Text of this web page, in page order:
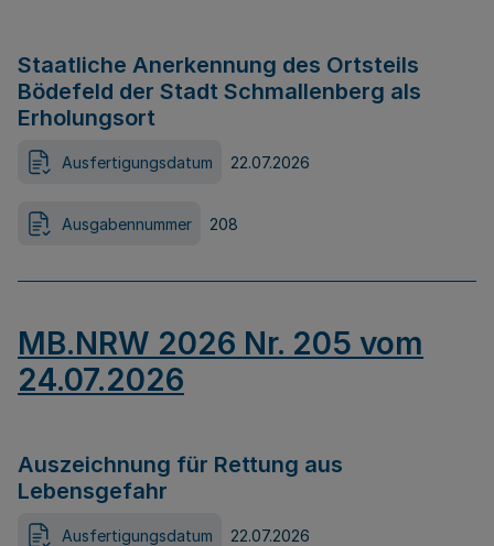
Staatliche Anerkennung des Ortsteils
Bödefeld der Stadt Schmallenberg als
Erholungsort
Ausfertigungsdatum 22.07.2026
Ausgabennummer 208
MB.NRW 2026 Nr. 205 vom
24.07.2026
Auszeichnung für Rettung aus
Lebensgefahr
Ausfertigungsdatum 22.07.2026